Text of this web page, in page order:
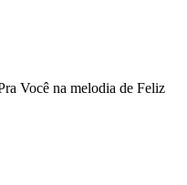
Você na melodia de Feliz